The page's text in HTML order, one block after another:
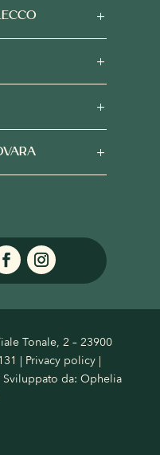
Tonale, 2 – 23900
| Privacy policy |
Sviluppato da:Ophelia